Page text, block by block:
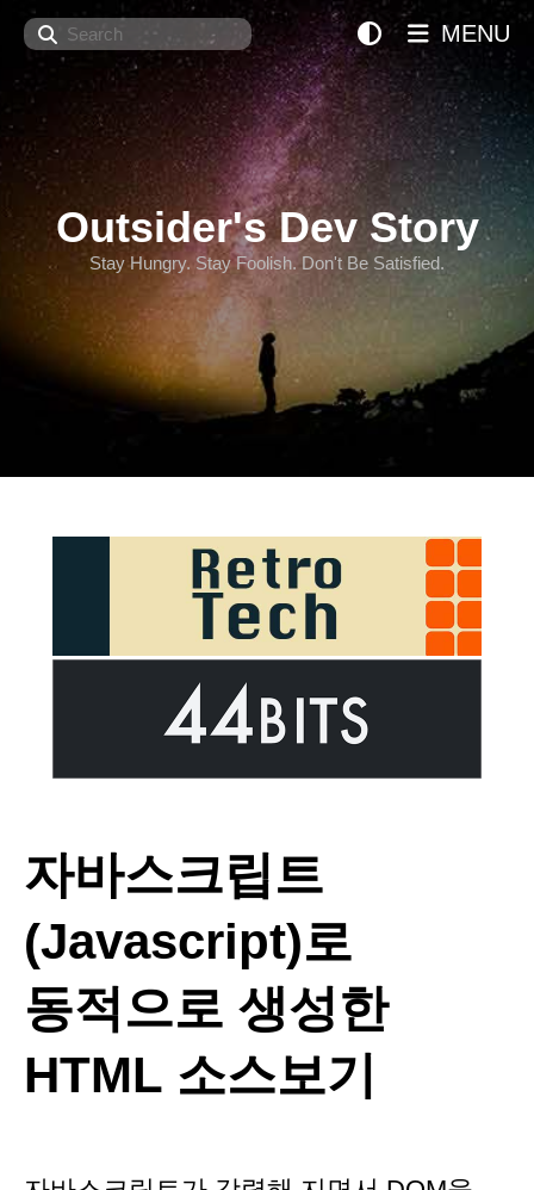
Search
Outsider's Dev Story
Stay Hungry. Stay Foolish. Don't Be Satisfied.
MENU
자바스크립트
(Javascript)로
동적으로 생성한
HTML 소스보기